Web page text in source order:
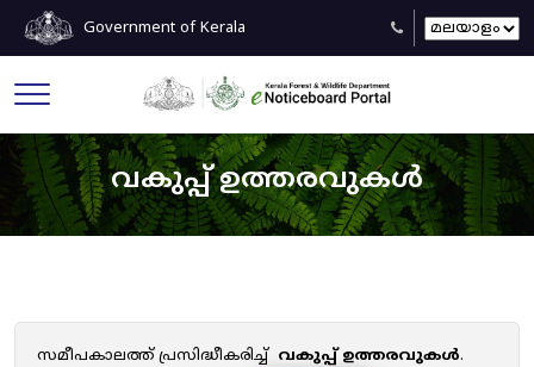
Government of Kerala
വകുപ്പ് ഉത്തരവുകൾ
സമീപകാലത്ത് പ്രസിദ്ധീകരിച്ച് വകുപ്പ് ഉത്തരവുകൾ.